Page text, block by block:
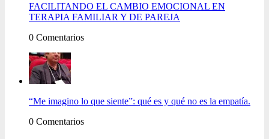
FACILITANDO EL CAMBIO EMOCIONAL EN
TERAPIA FAMILIAR Y DE PAREJA
0 Comentarios
“Me imagino lo que siente”: qué es y qué no es la empatía.
0 Comentarios